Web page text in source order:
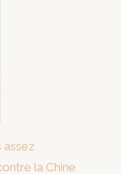
assez
la Chine